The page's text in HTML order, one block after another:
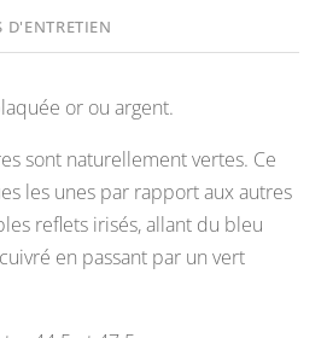
D'ENTRETIEN
or ou argent.
sont naturellement vertes. Ce
les unes par rapport aux autres
reflets irisés, allant du bleu
en passant par un vert